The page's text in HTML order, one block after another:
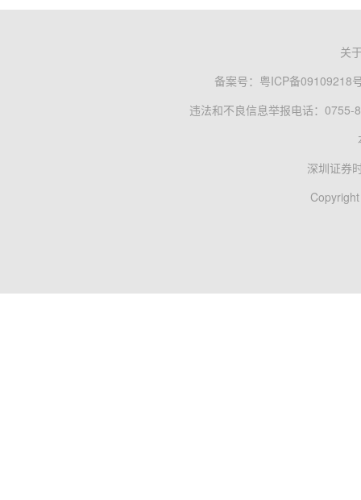
关
备案号： 粤ICP备09109218
违法和不良信息举报电话：0755-
深圳证券